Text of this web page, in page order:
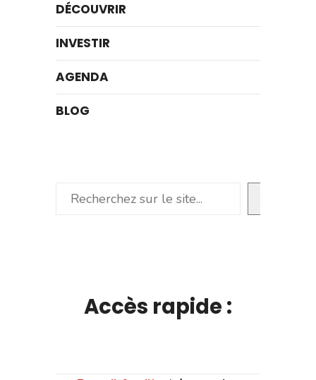
DÉCOUVRIR
INVESTIR
AGENDA
BLOG
Rechercher
Accès rapide :